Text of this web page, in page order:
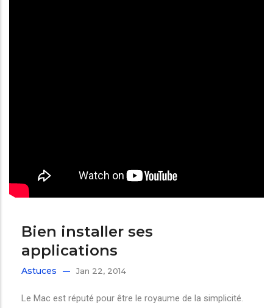
Bien installer ses
applications
Astuces Jan 22, 2014
Le Mac est réputé pour être le royaume de la simplicité.